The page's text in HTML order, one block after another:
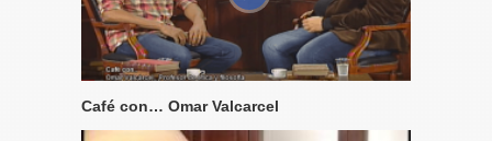
Café con… Omar Valcarcel